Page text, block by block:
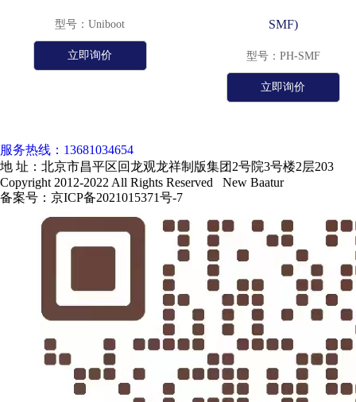
型号：Uniboot
立即询价
SMF)
型号：PH-SMF
立即询价
服务热线：13681034654
地 址：北京市昌平区回龙观龙祥制版集团2号院3号楼2层203
Copyright 2012-2022 All Rights Reserved New Baatur
备案号：京ICP备2021015371号-7